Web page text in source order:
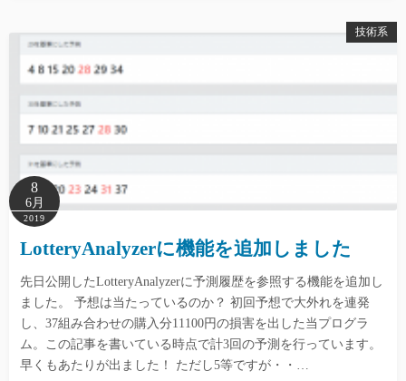
技術系
8
6月
2019
LotteryAnalyzerに機能を追加しました
先日公開したLotteryAnalyzerに予測履歴を参照する機能を追加し
ました。 予想は当たっているのか？ 初回予想で大外れを連発
し、37組み合わせの購入分11100円の損害を出した当プログラ
ム。この記事を書いている時点で計3回の予測を行っています。
早くもあたりが出ました！ ただし5等ですが・・…